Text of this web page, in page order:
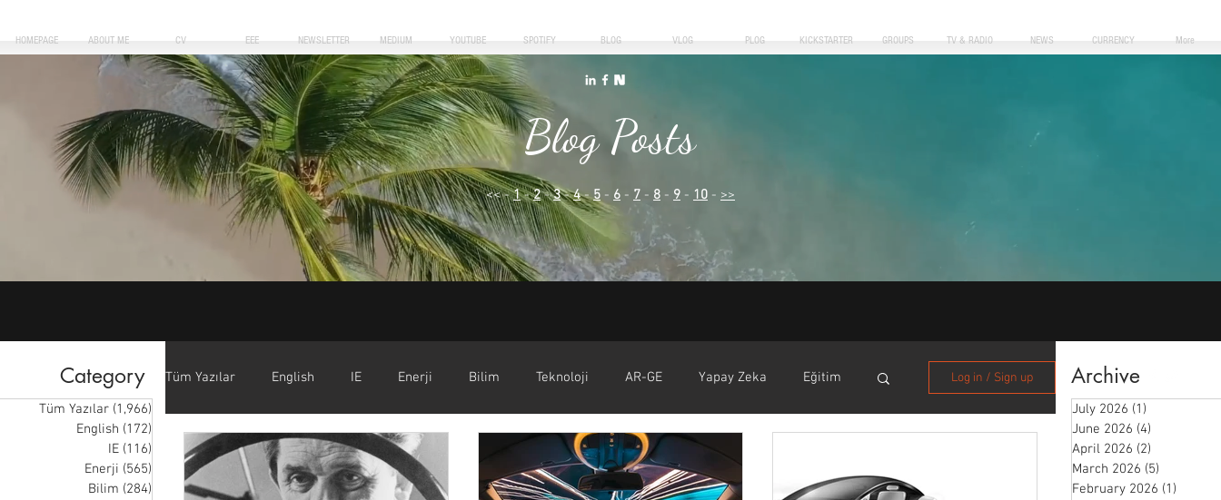
HOMEPAGE ABOUT ME CV EEE NEWSLETTER MEDIUM YOUTUBE SPOTIFY BLOG VLOG PLOG KICKSTARTER GROUPS TV & RADIO NEWS CURRENCY More
Blog Posts
<< - 1 - 2-3 -4 -5 - 6 - 7 - 8 - 9 - 10 - >>
Category
Tüm Yazılar (1,966)
English (172) 172 posts
IE (116) 116 posts
Enerji (565) 565 posts
Bilim (284) 284 posts
Tüm Yazılar English IE Enerji Bilim Teknoloji AR-GE Yapay Zeka Eğitim
Tarih Uygulamalar Motivasyon Başarı & Kariyer Kişisel Gelişim
Log in / Sign up Archive
July 2026 (1)
June 2026 (4)
April 2026 (2)
March 2026 (5)
February 2026 (1)